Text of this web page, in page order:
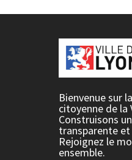
Bienvenue sur
citoyenne de la
Construisons
transparente
Rejoignez le
ensemble.